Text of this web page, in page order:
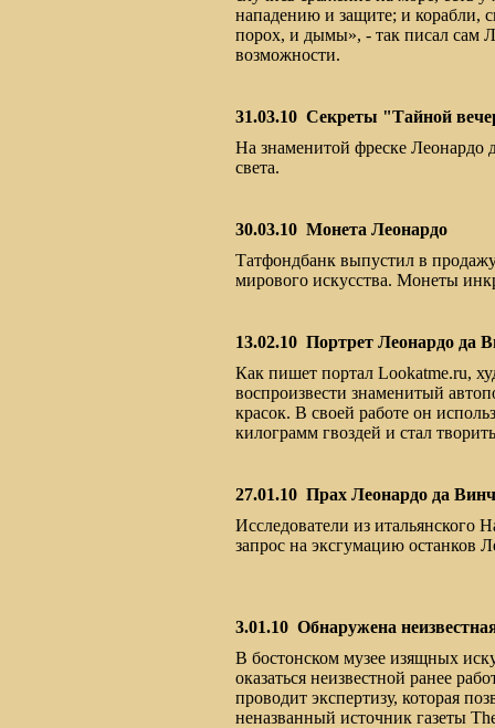
нападению и защите; и корабли,
порох, и дымы», - так писал сам
возможности.
31.03.10 Секреты "Тайной
На знаменитой фреске Леонардо
света.
30.03.10 Монета Леонардо
Татфондбанк выпустил в
мирового искусства. Монеты
13.02.10 Портрет Леонардо да
Как пишет портал Lookatme.ru,
воспроизвести знаменитый
красок. В своей работе он
килограмм гвоздей и стал
27.01.10 Прах Леонардо да
Исследователи из итальянского
запрос на эксгумацию останков
3.01.10 Обнаружена
В бостонском музее изящных
оказаться неизвестной ранее
проводит экспертизу, которая
неназванный источник газеты